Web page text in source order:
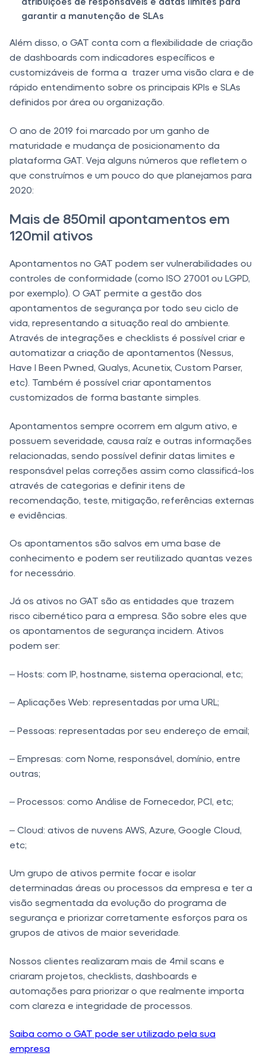
garantir a manutenção de SLAs
Além disso, o GAT conta com a flexibilidade de criação
de dashboards com indicadores específicos e
customizáveis de forma a trazer uma visão clara e de
rápido entendimento sobre os principais KPIs e SLAs
definidos por área ou organização.
O ano de 2019 foi marcado por um ganho de
maturidade e mudança de posicionamento da
plataforma GAT. Veja alguns números que refletem o
que construímos e um pouco do que planejamos para
2020:
Mais de 850mil apontamentos em
120mil ativos
Apontamentos no GAT podem ser vulnerabilidades ou
controles de conformidade (como ISO 27001 ou LGPD,
por exemplo). O GAT permite a gestão dos
apontamentos de segurança por todo seu ciclo de
vida, representando a situação real do ambiente.
Através de integrações e checklists é possível criar e
automatizar a criação de apontamentos (Nessus,
Have I Been Pwned, Qualys, Acunetix, Custom Parser,
etc). Também é possível criar apontamentos
customizados de forma bastante simples.
Apontamentos sempre ocorrem em algum ativo, e
possuem severidade, causa raíz e outras informações
relacionadas, sendo possível definir datas limites e
responsável pelas correções assim como classificá-los
através de categorias e definir itens de
recomendação, teste, mitigação, referências externas
e evidências.
Os apontamentos são salvos em uma base de
conhecimento e podem ser reutilizado quantas vezes
for necessário.
Já os ativos no GAT são as entidades que trazem
risco cibernético para a empresa. São sobre eles que
os apontamentos de segurança incidem. Ativos
podem ser:
– Hosts: com IP, hostname, sistema operacional, etc;
– Aplicações Web: representadas por uma URL;
– Pessoas: representadas por seu endereço de email;
– Empresas: com Nome, responsável, domínio, entre
outras;
– Processos: como Análise de Fornecedor, PCI, etc;
– Cloud: ativos de nuvens AWS, Azure, Google Cloud,
etc;
Um grupo de ativos permite focar e isolar
determinadas áreas ou processos da empresa e ter a
visão segmentada da evolução do programa de
segurança e priorizar corretamente esforços para os
grupos de ativos de maior severidade.
Nossos clientes realizaram mais de 4mil scans e
criaram projetos, checklists, dashboards e
automações para priorizar o que realmente importa
com clareza e integridade de processos.
Saiba como o GAT pode ser utilizado pela sua
empresa